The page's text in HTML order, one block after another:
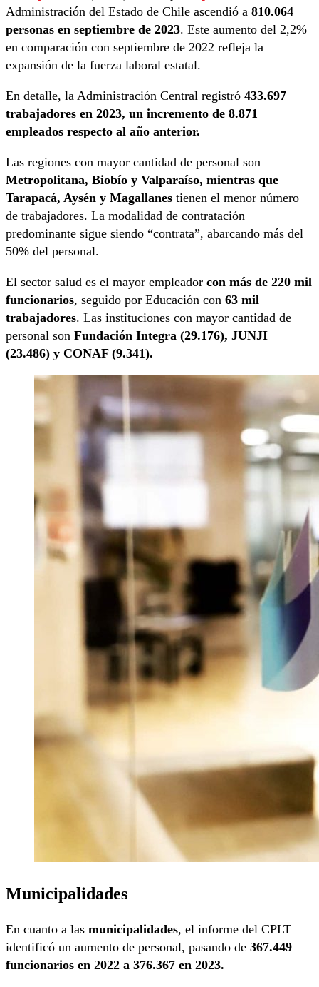
Administración del Estado de Chile ascendió a 810.064
personas en septiembre de 2023. Este aumento del 2,2%
en comparación con septiembre de 2022 refleja la
expansión de la fuerza laboral estatal.
En detalle, la Administración Central registró 433.697
trabajadores en 2023, un incremento de 8.871
empleados respecto al año anterior.
Las regiones con mayor cantidad de personal son
Metropolitana, Biobío y Valparaíso, mientras que
Tarapacá, Aysén y Magallanes tienen el menor número
de trabajadores. La modalidad de contratación
predominante sigue siendo “contrata”, abarcando más del
50% del personal.
El sector salud es el mayor empleador con más de 220 mil
funcionarios, seguido por Educación con 63 mil
trabajadores. Las instituciones con mayor cantidad de
personal son Fundación Integra (29.176), JUNJI
(23.486) y CONAF (9.341).
Municipalidades
En cuanto a las municipalidades, el informe del CPLT
identificó un aumento de personal, pasando de 367.449
funcionarios en 2022 a 376.367 en 2023.